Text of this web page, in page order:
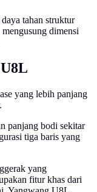
tahan struktur
dimensi
yang lebih panjang
panjang bodi sekitar
tiga baris yang
yang
fitur khas dari